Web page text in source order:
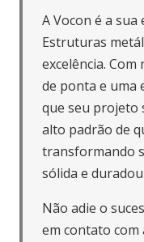
A Vocon é a
Estruturas
excelência.
de ponta e uma
que seu projeto
alto padrão de
transformando
sólida e
Não adie o
em contato com